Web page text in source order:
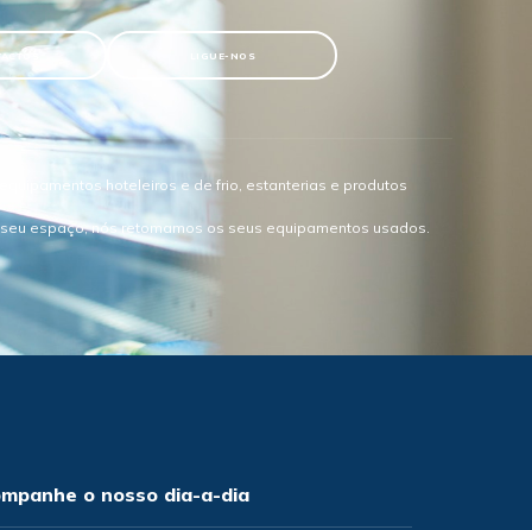
LIGUE-NOS
hoteleiros e de frio, estanterias e produtos
seu espaço, nós retomamos os seus equipamentos usados.
o nosso dia-a-dia